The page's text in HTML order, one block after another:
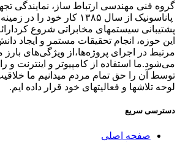
گروه فنی مهندسی ارتباط ساز، نمایندگی
پاناسونیک از سال ۱۳۸۵ کار خود
پشتیبانی سیستمهای مخابراتی شروع
این حوزه، انجام تحقیقات مستمر و ایجاد
مرتبط در اجرای پروژه‌ها،از ویژگی‌های
می‌شود.ما استفاده از کامپیوتر و اینترنت و
توسط آن را حق تمام مردم میدانیم ما
لوحه تلاشها و فعالیتهای خود قرار داده ایم.
دسترسی سریع
صفحه اصلی